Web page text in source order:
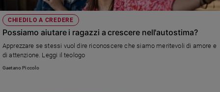
CHIEDILO A CREDERE
Possiamo aiutare i ragazzi a crescere nell'autostima?
Apprezzare se stessi vuol dire riconoscere che siamo meritevoli di amore e
di attenzione. Leggi il teologo
Gaetano Piccolo